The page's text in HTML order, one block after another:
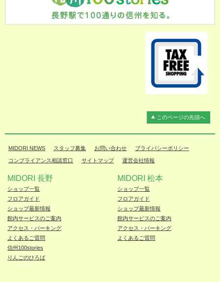
このページの先頭へ
MIDORI NEWS スタッフ募集 お問い合わせ プライバシーポリシー
コンプライアンス相談窓口 サイトマップ 運営会社情報
MIDORI 長野
ショップ一覧
フロアガイド
ショップ最新情報
館内サービスのご案内
アクセス・パーキング
よくあるご質問
信州100stories
りんごのひろば
MIDORI 松本
ショップ一覧
フロアガイド
ショップ最新情報
館内サービスのご案内
アクセス・パーキング
よくあるご質問